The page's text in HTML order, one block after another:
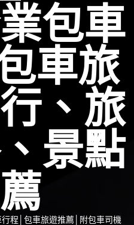
包車
車旅
、旅
景點
程│包車旅遊推薦│附包車司機